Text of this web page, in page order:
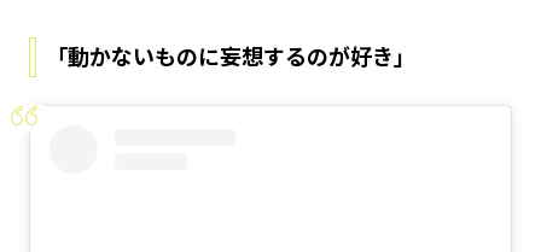
「動かないものに妄想するのが好き」